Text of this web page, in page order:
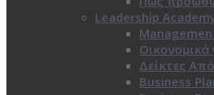
Leadership
Δείκτες
Business